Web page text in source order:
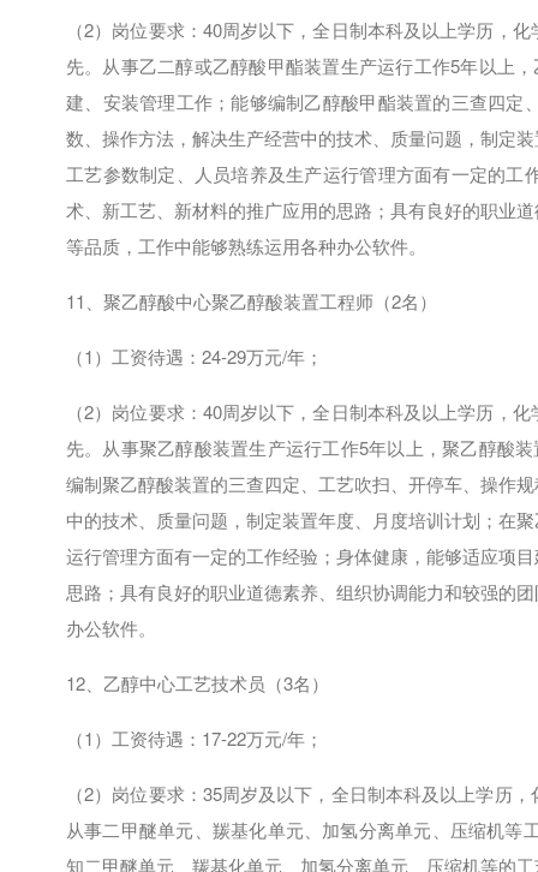
（2）岗位要求： 40周岁以下，全日制本科及以上学历，
先。从事乙二醇或乙醇酸甲酯装置生产运行工作5年以上
建、安装管理工作；能够编制乙醇酸甲酯装置的三查四
数、操作方法，解决生产经营中的技术、质量问题，制定
工艺参数制定、人员培养及生产运行管理方面有一定的
术、新工艺、新材料的推广应用的思路；具有良好的职业
等品质，工作中能够熟练运用各种办公软件。
11、聚乙醇酸中心聚乙醇酸装置工程师（2名）
（1）工资待遇： 24-29万元/年；
（2）岗位要求： 40周岁以下，全日制本科及以上学历，
先。从事聚乙醇酸装置生产运行工作5年以上，聚乙醇酸
编制聚乙醇酸装置的三查四定、工艺吹扫、开停车、操作
中的技术、质量问题，制定装置年度、月度培训计划；在
运行管理方面有一定的工作经验；身体健康，能够适应项
思路；具有良好的职业道德素养、组织协调能力和较强的
办公软件。
12、乙醇中心工艺技术员（3名）
（1）工资待遇： 17-22万元/年；
（2）岗位要求： 35周岁及以下，全日制本科及以上学历
从事二甲醚单元、羰基化单元、加氢分离单元、压缩机等
知二甲醚单元、羰基化单元、加氢分离单元、压缩机等的